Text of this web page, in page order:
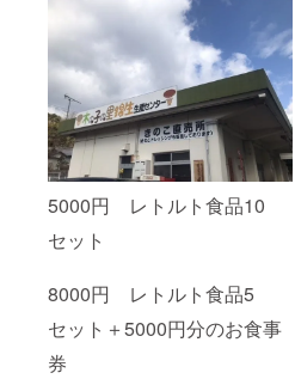
5000円 レトルト食品10
セット
8000円 レトルト食品5
セット＋5000円分のお食事
券